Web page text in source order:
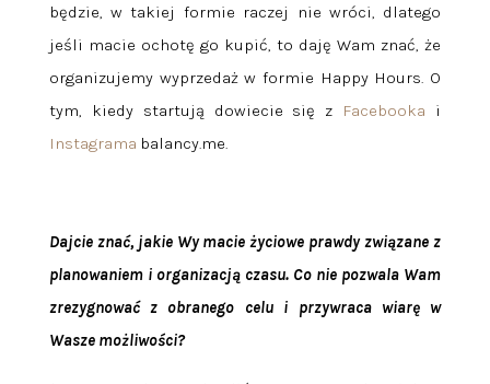
będzie, w takiej formie raczej nie wróci, dlatego
jeśli macie ochotę go kupić, to daję Wam znać, że
organizujemy wyprzedaż w formie Happy Hours. O
tym, kiedy startują dowiecie się z Facebooka i
Instagrama balancy.me.
Dajcie znać, jakie Wy macie życiowe prawdy związane z
planowaniem i organizacją czasu. Co nie pozwala Wam
zrezygnować z obranego celu i przywraca wiarę w
Wasze możliwości?